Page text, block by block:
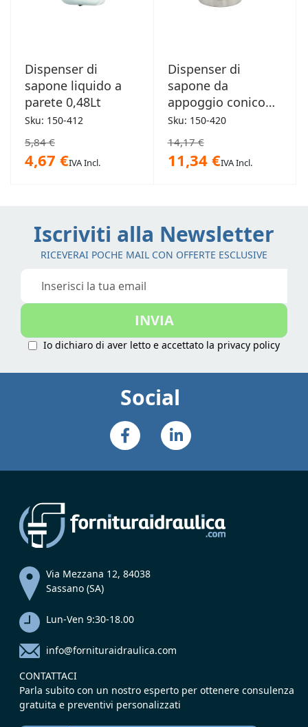
Dispenser di
sapone liquido a
parete 0,48Lt
Sku: 150-412
5,84 €
4,67 €IVA Incl.
Dispenser di
sapone da
appoggio conico
0,35Lt
Sku: 150-420
14,17 €
11,34 €IVA Incl.
Iscriviti alla Newsletter
RICEVERAI POCHE MAIL CON OFFERTE ESCLUSIVE
Iscriviti
nostra
INVIA
Io dichiaro di aver letto e accettato la privacy policy
Social
Via Mezzana 12, 84038
Sassano (SA)
Lun-Ven 9:30-18.00
info@fornituraidraulica.com
CONTATTACI
Parla subito con un nostro esperto per ottenere consulenza
gratuita e preventivi personalizzati